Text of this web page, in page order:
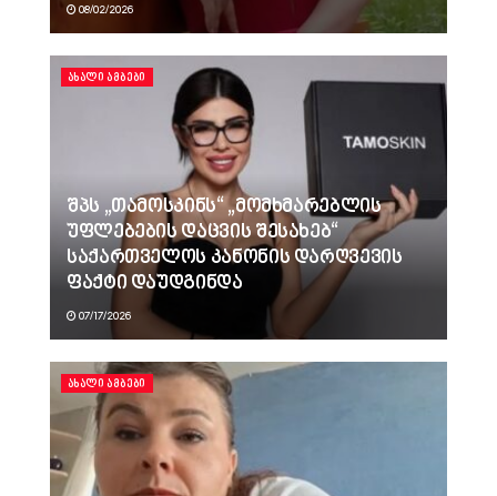
08/02/2026
ᲐᲮᲐᲚᲘ ᲐᲛᲑᲔᲑᲘ
შპს „თამოსკინს“ „მომხმარებლის
უფლებების დაცვის შესახებ“
საქართველოს კანონის დარღვევის
ფაქტი დაუდგინდა
07/17/2026
ᲐᲮᲐᲚᲘ ᲐᲛᲑᲔᲑᲘ